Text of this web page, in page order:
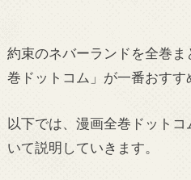
約束のネバーランドを全巻
巻ドットコム」が一番おすす
以下では、漫画全巻ドット
いて説明していきます。